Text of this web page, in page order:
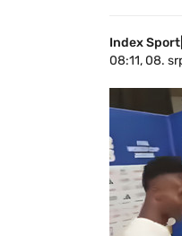
Index Sport
08:11, 08.